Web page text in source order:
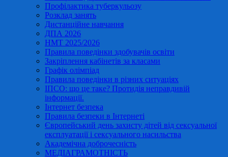
Профілактика туберкульозу
Розклад занять
Дистанційне навчання
ДПА 2026
НМТ 2025/2026
Правила поведінки здобувачів освіти
Закріплення кабінетів за класами
Графік олімпіад
Правила поведінки в різних ситуаціях
ІПСО: що це таке? Протидія неправдивій
інформації.
Інтернет безпека
Правила безпеки в Інтернеті
Європейський день захисту дітей від сексуальної
експлуатації і сексуального насильства
Академічна доброчесність
МЕДІАГРАМОТНІСТЬ